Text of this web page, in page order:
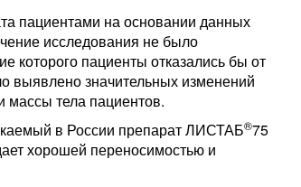
пациентами на основании данных
исследования не было
которого пациенты отказались бы от
выявлено значительных изменений
массы тела пациентов.
в России препарат ЛИСТАБ®75
хорошей переносимостью и